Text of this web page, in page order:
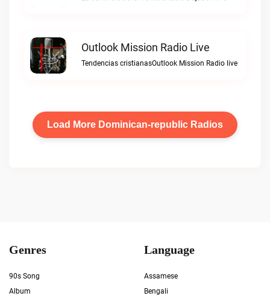
Outlook Mission Radio Live
Tendencias cristianasOutlook Mission Radio live
Load More Dominican-republic Radios
Genres
90s Song
Album
Language
Assamese
Bengali